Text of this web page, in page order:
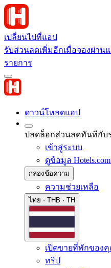
เปลี่ยนไปที่แอป
รับส่วนลดเพิ่มอีกเมื่อจองผ่าน
รายการ
ดาวน์โหลดแอป
ปลดล็อกส่วนลดทันทีกับ
เข้าสู่ระบบ
ดูข้อมูล Hotels.com
กล่องข้อความ
ความช่วยเหลือ
ไทย · THB · TH
เปิดขายที่พักของ
ทริป